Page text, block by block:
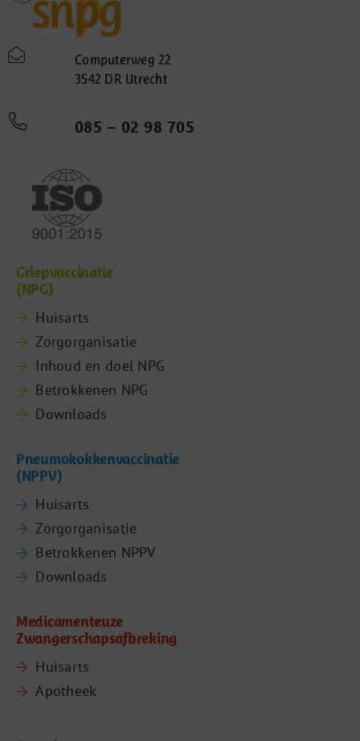
Computerweg 22
3542 DR Utrecht
085 – 02 98 705
Griepvaccinatie
(NPG)
Huisarts
Zorgorganisatie
Inhoud en doel NPG
Betrokkenen NPG
Downloads
Pneumokokkenvaccinatie
(NPPV)
Huisarts
Zorgorganisatie
Betrokkenen NPPV
Downloads
Medicamenteuze
Zwangerschapsafbreking
Huisarts
Apotheek